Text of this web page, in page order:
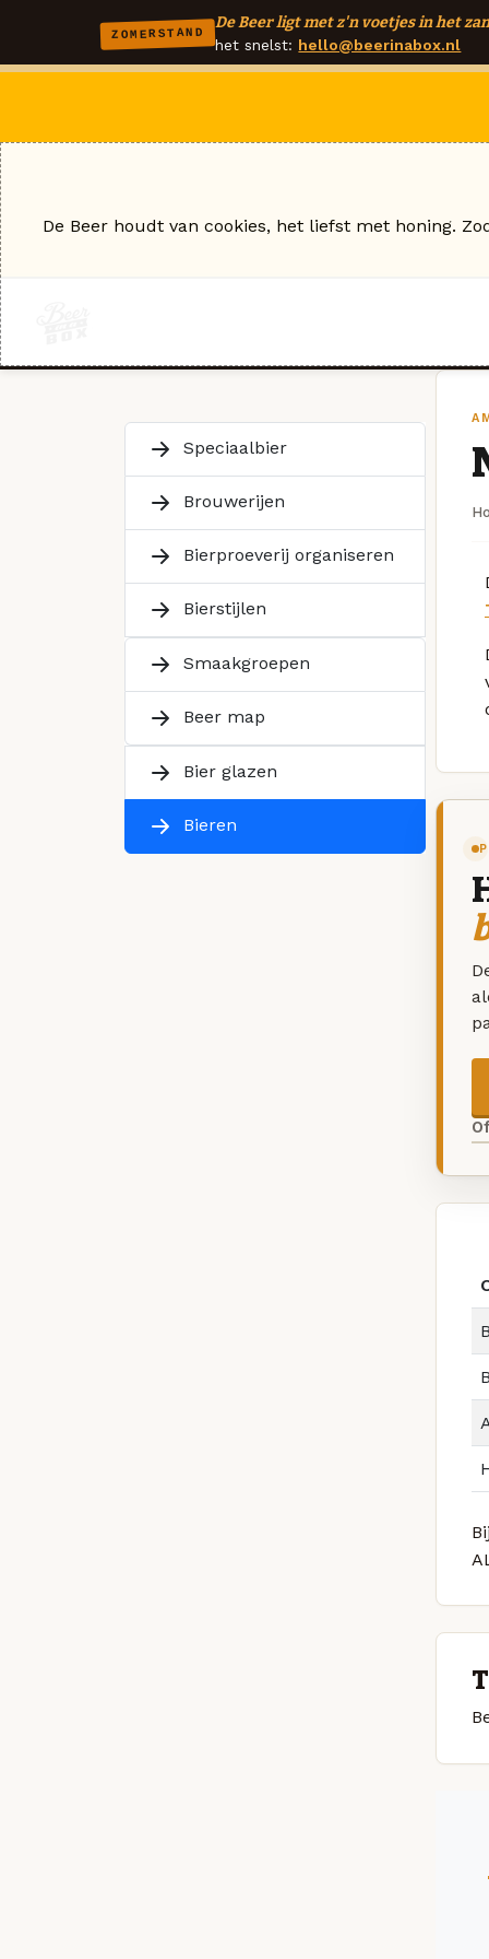
ZOMERSTAND
De Beer ligt met z'n voetjes in het
het snelst: hello@beerinabox.nl
Speciaalbier
Brouwerijen
Bierproeverij organiseren
Bierstijlen
Smaakgroepen
Beer map
Bier glazen
Bieren
De Beer houdt van cookies, het liefst met honing.